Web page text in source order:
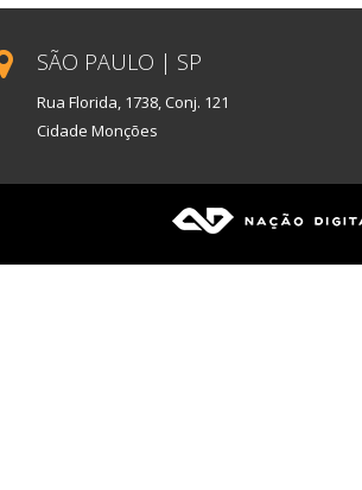
SÃO PAULO | SP
Rua Florida, 1738, Conj. 121
Cidade Monções